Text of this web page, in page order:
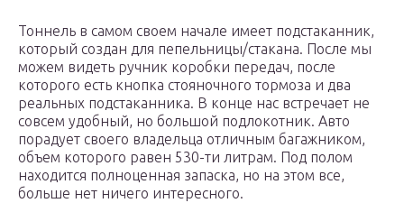
Тоннель в самом своем начале имеет подстаканник,
который создан для пепельницы/стакана. После мы
можем видеть ручник коробки передач, после
которого есть кнопка стояночного тормоза и два
реальных подстаканника. В конце нас встречает не
совсем удобный, но большой подлокотник. Авто
порадует своего владельца отличным багажником,
объем которого равен 530-ти литрам. Под полом
находится полноценная запаска, но на этом все,
больше нет ничего интересного.